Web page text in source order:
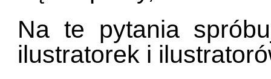
Na te pytania
ilustratorek i